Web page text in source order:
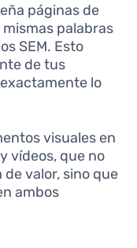
páginas de
palabras
SEM. Esto
de tus
lo
visuales en
vídeos, que no
valor, sino que
ambos